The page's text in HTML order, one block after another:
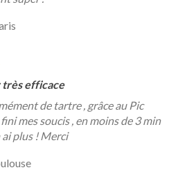
efficace
de tartre , grâce au Pic
mes soucis , en moins de 3 min
ai plus ! Merci